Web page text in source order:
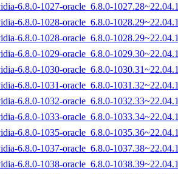
6.8.0-1027-oracle_6.8.0-
6.8.0-1028-oracle_6.8.0-
6.8.0-1028-oracle_6.8.0-
6.8.0-1029-oracle_6.8.0-
6.8.0-1030-oracle_6.8.0-
6.8.0-1031-oracle_6.8.0-
6.8.0-1032-oracle_6.8.0-
6.8.0-1033-oracle_6.8.0-
6.8.0-1035-oracle_6.8.0-
6.8.0-1037-oracle_6.8.0-
6.8.0-1038-oracle_6.8.0-